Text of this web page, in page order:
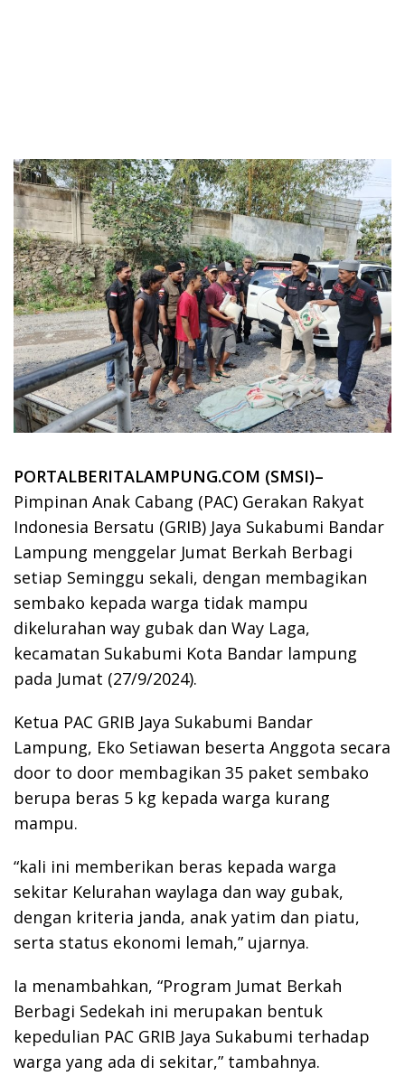
PORTALBERITALAMPUNG.COM (SMSI)–
Pimpinan Anak Cabang (PAC) Gerakan Rakyat
Indonesia Bersatu (GRIB) Jaya Sukabumi Bandar
Lampung menggelar Jumat Berkah Berbagi
setiap Seminggu sekali, dengan membagikan
sembako kepada warga tidak mampu
dikelurahan way gubak dan Way Laga,
kecamatan Sukabumi Kota Bandar lampung
pada Jumat (27/9/2024).
Ketua PAC GRIB Jaya Sukabumi Bandar
Lampung, Eko Setiawan beserta Anggota secara
door to door membagikan 35 paket sembako
berupa beras 5 kg kepada warga kurang
mampu.
“kali ini memberikan beras kepada warga
sekitar Kelurahan waylaga dan way gubak,
dengan kriteria janda, anak yatim dan piatu,
serta status ekonomi lemah,” ujarnya.
Ia menambahkan, “Program Jumat Berkah
Berbagi Sedekah ini merupakan bentuk
kepedulian PAC GRIB Jaya Sukabumi terhadap
warga yang ada di sekitar,” tambahnya.